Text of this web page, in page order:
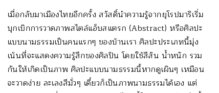
เมื่อกลับมาเมืองไทยอีกครั้ง สวัสดิ์นำความรู้จากยุโรปมาริเริ่ม
บุกเบิกการวาดภาพสไตล์แอ็บสแตรก (Abstract) หรือศิลปะ
แบบนามธรรมเป็นคนแรกๆ ของบ้านเรา ศิลปะประเภทนี้มุ่ง
เน้นที่จะแสดงความรู้สึกของศิลปิน โดยใช้สีสัน น้ำหนัก รวม
กันให้เกิดเป็นภาพ ศิลปะแบบนามธรรมนี้หากดูเผินๆ เหมือน
จะวาดง่าย ละเลงสีมั่วๆ เดี๋ยวก็เป็นภาพนามธรรมได้เอง แต่